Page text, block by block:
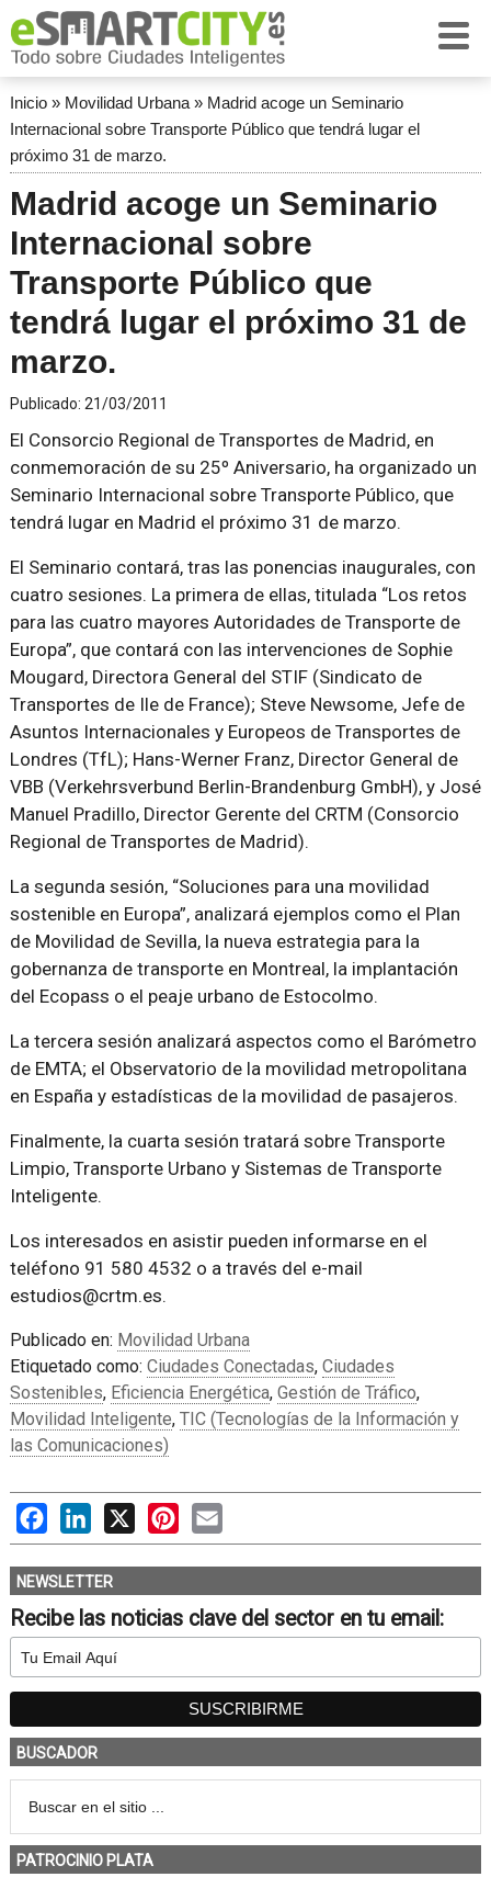
Inicio» Movilidad Urbana» Madrid acoge un Seminario
Internacional sobre Transporte Público que tendrá lugar el
próximo 31 de marzo.
Madrid acoge un Seminario
Internacional sobre
Transporte Público que
tendrá lugar el próximo 31 de
marzo.
Publicado: 21/03/2011
El Consorcio Regional de Transportes de Madrid, en
conmemoración de su 25º Aniversario, ha organizado un
Seminario Internacional sobre Transporte Público, que
tendrá lugar en Madrid el próximo 31 de marzo.
El Seminario contará, tras las ponencias inaugurales, con
cuatro sesiones. La primera de ellas, titulada “Los retos
para las cuatro mayores Autoridades de Transporte de
Europa”, que contará con las intervenciones de Sophie
Mougard, Directora General del STIF (Sindicato de
Transportes de Ile de France); Steve Newsome, Jefe de
Asuntos Internacionales y Europeos de Transportes de
Londres (TfL); Hans-Werner Franz, Director General de
VBB (Verkehrsverbund Berlin-Brandenburg GmbH), y José
Manuel Pradillo, Director Gerente del CRTM (Consorcio
Regional de Transportes de Madrid).
La segunda sesión, “Soluciones para una movilidad
sostenible en Europa”, analizará ejemplos como el Plan
de Movilidad de Sevilla, la nueva estrategia para la
gobernanza de transporte en Montreal, la implantación
del Ecopass o el peaje urbano de Estocolmo.
La tercera sesión analizará aspectos como el Barómetro
de EMTA; el Observatorio de la movilidad metropolitana
en España y estadísticas de la movilidad de pasajeros.
Finalmente, la cuarta sesión tratará sobre Transporte
Limpio, Transporte Urbano y Sistemas de Transporte
Inteligente.
Los interesados en asistir pueden informarse en el
teléfono 91 580 4532 o a través del e-mail
estudios@crtm.es.
Publicado en: Movilidad Urbana
Etiquetado como: Ciudades Conectadas, Ciudades
Sostenibles, Eficiencia Energética, Gestión de Tráfico,
Movilidad Inteligente, TIC (Tecnologías de la Información y
las Comunicaciones)
FacebookLinkedIn
X PinterestEmail
NEWSLETTER
Recibe las noticias clave del sector en tu email:
BUSCADOR
PATROCINIO PLATA